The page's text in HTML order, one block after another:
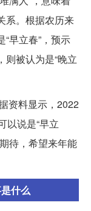
系。根据农历来
早立春”，预示
被认为是“晚立
资料显示，2022
以说是“早立
待，希望来年能
什么